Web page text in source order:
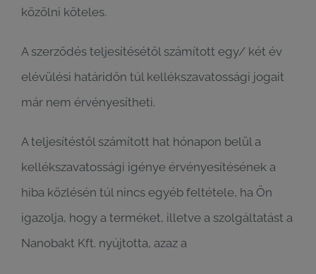
közölni köteles.
A szerződés teljesítésétől számított egy/ két év
elévülési határidőn túl kellékszavatossági jogait
már nem érvényesítheti.
A teljesítéstől számított hat hónapon belül a
kellékszavatossági igénye érvényesítésének a
hiba közlésén túl nincs egyéb feltétele, ha Ön
igazolja, hogy a terméket, illetve a szolgáltatást a
Nanobakt Kft. nyújtotta, azaz a